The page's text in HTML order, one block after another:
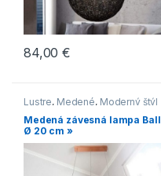
84,00€
Lustre, Medené, Moderný štýl
Medená závesná lampa Ball
Ø 20 cm »